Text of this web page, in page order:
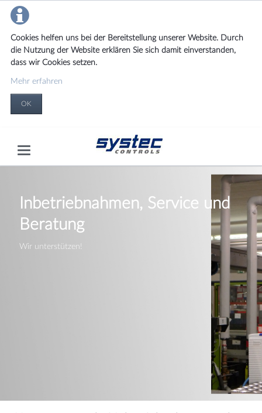
Cookies helfen uns bei der Bereitstellung unserer Website. Durch
die Nutzung der Website erklären Sie sich damit einverstanden,
dass wir Cookies setzen.
Mehr erfahren
OK
Inbetriebnahmen, Service und
Beratung
Wir unterstützen!